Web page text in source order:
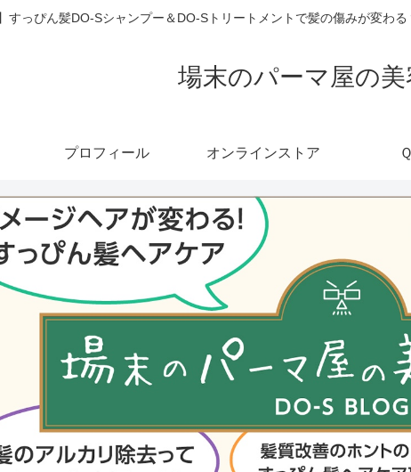
すっぴん髪DO-Sシャンプー＆DO-Sトリートメントで髪の傷みが変わ
場末のパーマ屋の
プロフィール オンラインストア